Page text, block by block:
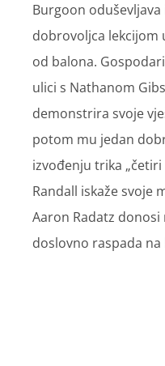
Burgoon
dobrovoljca lekcijom
od balona.
ulici s Nathanom
demonstrira svoje
potom mu jedan
izvođenju trika „četiri
Randall iskaže svoje
Aaron Radatz
doslovno raspada na